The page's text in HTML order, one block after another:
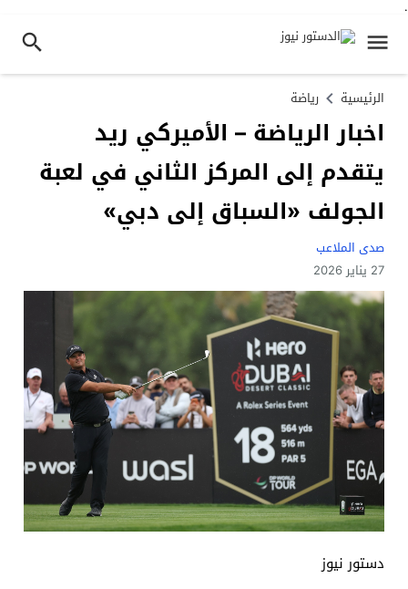
.
الرئيسية رياضة
اخبار الرياضة – الأميركي ريد
يتقدم إلى المركز الثاني في لعبة
الجولف «السباق إلى دبي»
صدى الملاعب
27 يناير 2026
دستور نيوز